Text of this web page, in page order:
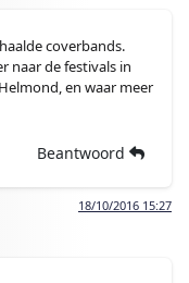
coverbands.
naar de festivals in
en waar meer
Beantwoord
18/10/2016 15:27